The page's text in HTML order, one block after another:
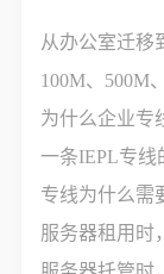
从办公室迁移
100M、500M
为什么企业专
一条IEPL专线
专线为什么需